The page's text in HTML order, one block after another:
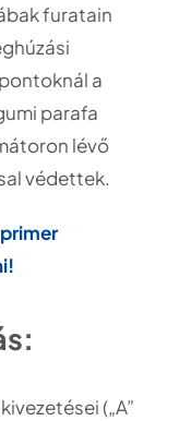
furatain
a
parafa
lévő
védettek.
(„A”